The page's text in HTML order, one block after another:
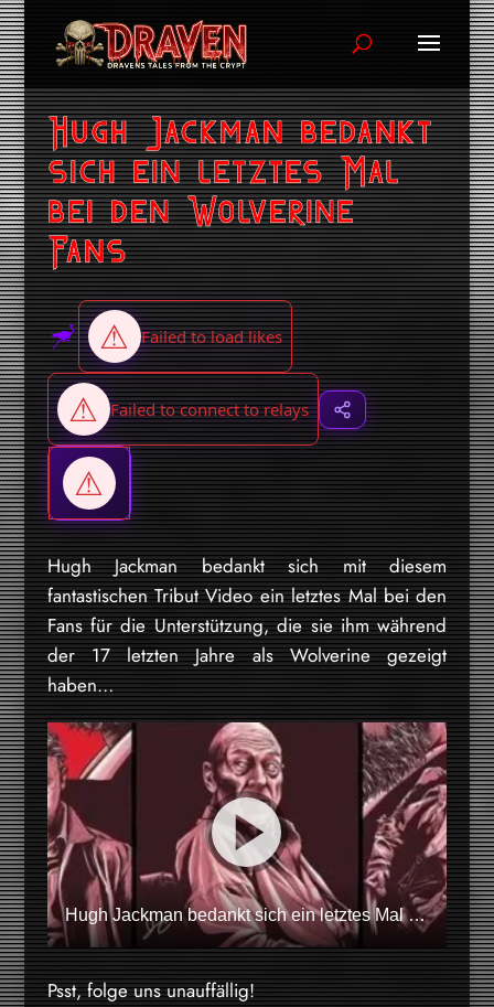
Hugh Jackman bedankt
sich ein letztes Mal
bei den Wolverine
Fans
Hugh Jackman bedankt sich mit diesem
fantastischen Tribut Video ein letztes Mal bei den
Fans für die Unterstützung, die sie ihm während
der 17 letzten Jahre als Wolverine gezeigt
haben…
Hugh Jackman bedankt sich ein letztes Mal bei den Wolverine Fans
Psst, folge uns unauffällig!